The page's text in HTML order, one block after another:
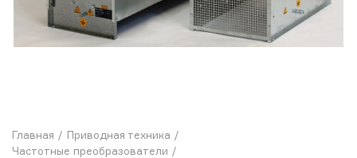
Главная
Приводная техника
Частотные преобразователи